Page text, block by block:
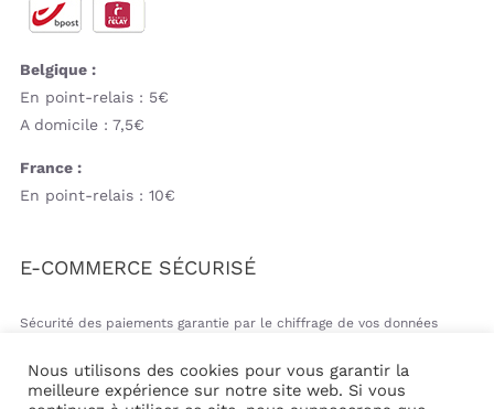
Belgique :
En point-relais : 5€
A domicile : 7,5€
France :
En point-relais : 10€
E-COMMERCE SÉCURISÉ
Sécurité des paiements garantie par le chiffrage de vos données
Nous utilisons des cookies pour vous garantir la
meilleure expérience sur notre site web. Si vous